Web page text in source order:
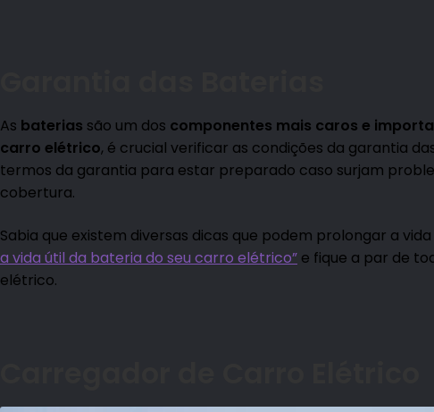
As baterias são um dos componentes mais caros e
carro elétrico, é crucial verificar as condições da garantia
termos da garantia para estar preparado caso surjam
cobertura.
Sabia que existem diversas dicas que podem prolongar a
a vida útil da bateria do seu carro elétrico” e fique a par de
elétrico.